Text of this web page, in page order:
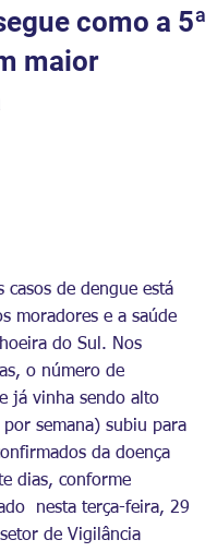
como a 5ª
maior
casos de dengue está
moradores e a saúde
do Sul. Nos
o número de
já vinha sendo alto
semana) subiu para
da doença
dias, conforme
nesta terça-feira, 29
de Vigilância